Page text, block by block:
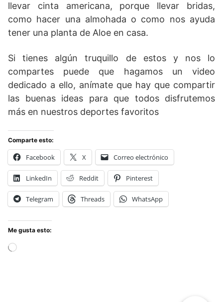
llevar cinta americana, porque llevar bridas,
como hacer una almohada o como nos ayuda
tener una planta de Aloe en casa.
Si tienes algún truquillo de estos y nos lo
compartes puede que hagamos un video
dedicado a ello, anímate que hay que compartir
las buenas ideas para que todos disfrutemos
más en nuestros deportes favoritos
Comparte esto:
Facebook X Correo electrónico
LinkedIn Reddit Pinterest
Telegram Threads WhatsApp
Me gusta esto: